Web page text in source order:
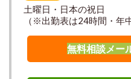
土曜日・日本の祝日
（※出勤表は24時間・年
無料相談メー